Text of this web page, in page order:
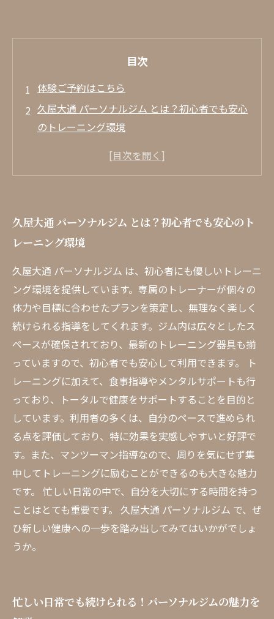
目次
体験ご予約はこちら
久屋大通 パーソナルジム とは？初心者でも安心
のトレーニング環境
忙しい日常でも続けられる！パーソナルジムの
充実したトレーニング器具と広々とした空間で
効果的に鍛える
利用者の声から見る久屋大通のパーソナルジム
の成果
トレーニングを通じて健康を手に入れる第一歩
さあ、 久屋大通 ジム で理想の体作りを始めよ
う！
久屋大通 パーソナルジム とは？初心者でも安心のト
レーニング環境
久屋大通 パーソナルジム は、初心者にも優しいトレーニ
ング環境を提供しています。専属のトレーナーが個々の
体力や目標に合わせたプランを策定し、無理なく楽しく
続けられる指導をしてくれます。ジム内は広々としたス
ペースが確保されており、最新のトレーニング器具も揃
っていますので、初心者でも安心して利用できます。 ト
レーニングに加えて、食事指導やメンタルサポートも行
っており、トータルで健康をサポートすることを目的と
しています。利用者の多くは、自分のペースで進められ
る点を評価しており、特に効果を実感しやすいと好評で
す。また、マンツーマン指導なので、周りを気にせず集
中してトレーニングに励むことができるのも大きな魅力
です。 忙しい日常の中で、自分を大切にする時間を持つ
ことはとても重要です。 久屋大通 パーソナルジム で、ぜ
ひ新しい健康への一歩を踏み出してみてはいかがでしょ
うか。
忙しい日常でも続けられる！パーソナルジムの魅力を